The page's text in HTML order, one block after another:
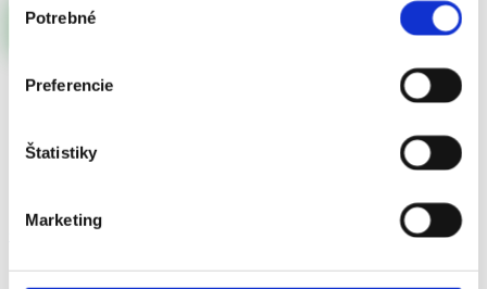
súhlasu
Potrebné
Preferencie
Štatistiky
Marketing
Adresa
Semerovo 568, 941 32 Semerovo
035/6474104